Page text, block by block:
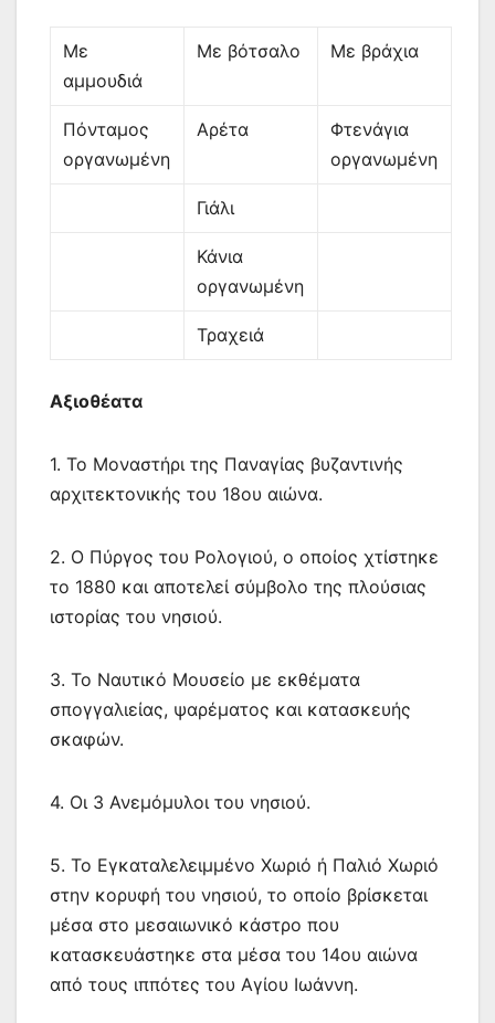
Με
αμμουδιά
Με βότσαλο Με βράχια
Πόνταμος
οργανωμένη
Αρέτα
Φτενάγια
οργανωμένη
Γιάλι
Κάνια
οργανωμένη
Τραχειά
Αξιοθέατα
1. Το Μοναστήρι της Παναγίας βυζαντινής
αρχιτεκτονικής του 18ου αιώνα.
2. Ο Πύργος του Ρολογιού, ο οποίος χτίστηκε
το 1880 και αποτελεί σύμβολο της πλούσιας
ιστορίας του νησιού.
3. Το Ναυτικό Μουσείο με εκθέματα
σπογγαλιείας, ψαρέματος και κατασκευής
σκαφών.
4. Οι 3 Ανεμόμυλοι του νησιού.
5. Το Εγκαταλελειμμένο Χωριό ή Παλιό Χωριό
στην κορυφή του νησιού, το οποίο βρίσκεται
μέσα στο μεσαιωνικό κάστρο που
κατασκευάστηκε στα μέσα του 14ου αιώνα
από τους ιππότες του Αγίου Ιωάννη.